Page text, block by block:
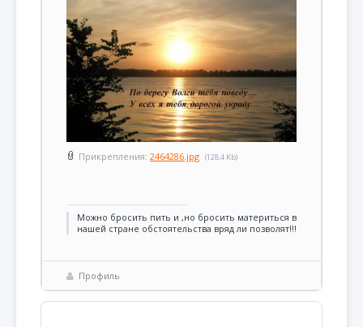
Прикрепления: 2464286.jpg (128.4 Kb)
Можно бросить пить и ,но бросить материться в
нашей стране обстоятельства вряд ли позволят!!!
Профиль